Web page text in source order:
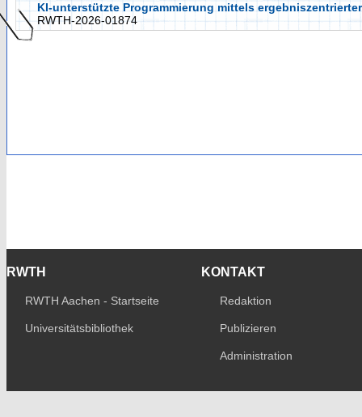
KI-unterstützte Programmierung mittels
RWTH-2026-01874
RWTH
RWTH Aachen - Startseite
Universitätsbibliothek
KONTAKT
Redaktion
Publizieren
Administration